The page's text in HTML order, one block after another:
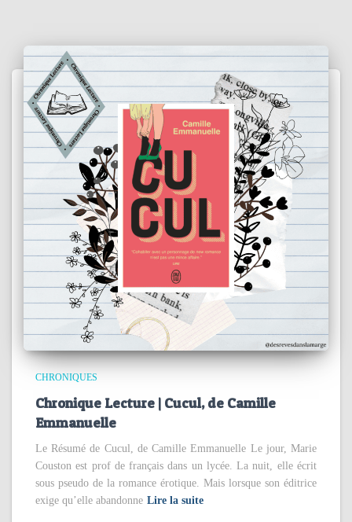
CHRONIQUES
Chronique Lecture | Cucul, de Camille
Emmanuelle
Le Résumé de Cucul, de Camille Emmanuelle Le jour, Marie
Couston est prof de français dans un lycée. La nuit, elle écrit
sous pseudo de la romance érotique. Mais lorsque son éditrice
exige qu’elle abandonne Lire la suite